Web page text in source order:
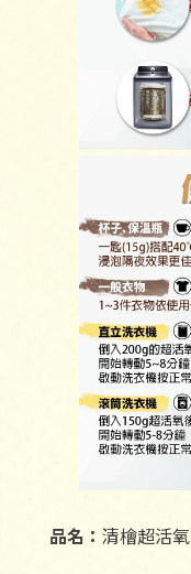
品名： 清檜超活氧